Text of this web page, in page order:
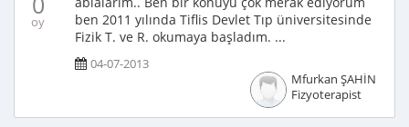
oy
ben 2011 yılında Tiflis Devlet Tıp üniversitesinde
Fizik T. ve R. okumaya başladım. ...
04-07-2013
Mfurkan ŞAHİN
Fizyoterapist